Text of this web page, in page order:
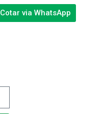
Cotar via WhatsApp